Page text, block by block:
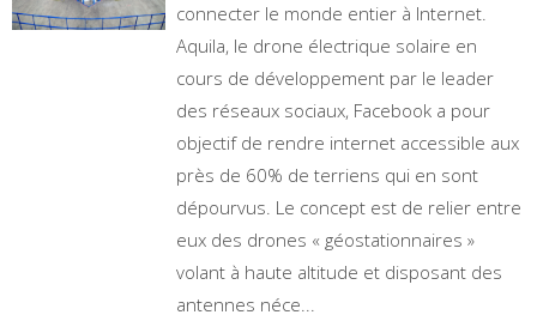
connecter le monde entier à Internet.
Aquila, le drone électrique solaire en
cours de développement par le leader
des réseaux sociaux, Facebook a pour
objectif de rendre internet accessible aux
près de 60% de terriens qui en sont
dépourvus. Le concept est de relier entre
eux des drones « géostationnaires »
volant à haute altitude et disposant des
antennes néce...